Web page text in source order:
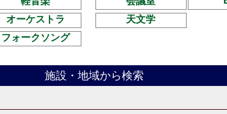
オーケストラ
フォークソング
天文学
施設・地域から検索